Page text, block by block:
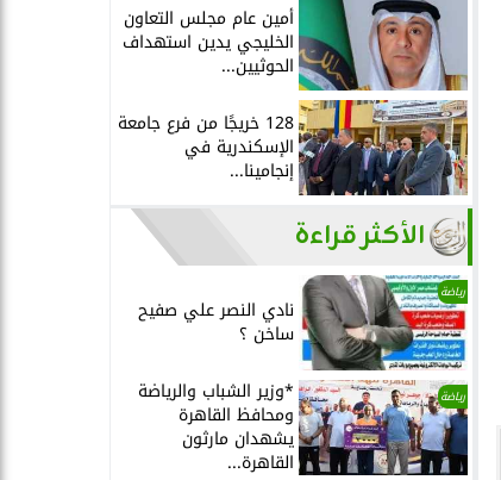
أمين عام مجلس التعاون
الخليجي يدين استهداف
الحوثيين...
128 خريجًا من فرع جامعة
الإسكندرية في
إنجامينا...
الأكثر قراءة
رياضة
نادي النصر علي صفيح
ساخن ؟
رياضة *وزير الشباب والرياضة
ومحافظ القاهرة
يشهدان مارثون
القاهرة...